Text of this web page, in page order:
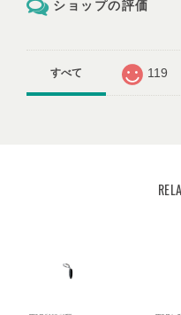
ショップの評価
すべて 119